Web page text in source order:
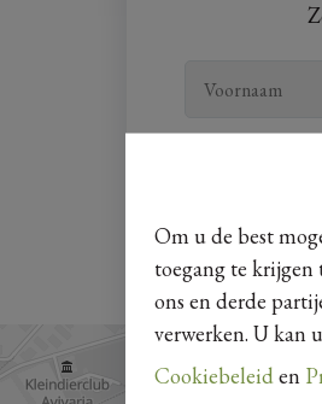
Om u de best
toegang te krijgen
ons en derde
verwerken. U kan
Cookiebeleid en
Ik wens op de